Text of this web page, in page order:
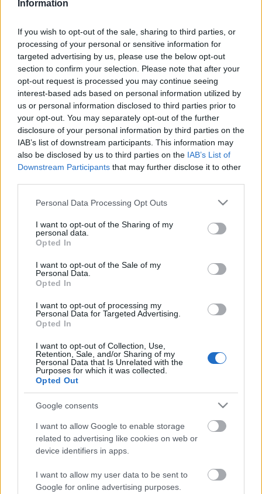
Information
If you wish to opt-out of the sale, sharing to third parties, or
processing of your personal or sensitive information for
targeted advertising by us, please use the below opt-out
section to confirm your selection. Please note that after your
opt-out request is processed you may continue seeing
interest-based ads based on personal information utilized by
us or personal information disclosed to third parties prior to
your opt-out. You may separately opt-out of the further
disclosure of your personal information by third parties on the
IAB’s list of downstream participants. This information may
also be disclosed by us to third parties on the IAB’s List of
Downstream Participants that may further disclose it to other
Please note that this website/app uses one or more Google
not limited to your visit or usage behaviour. You may click to
grant or deny consent to Google and its third-party tags to
use your data for below specified purposes in below Google
consent section.
Personal Data Processing Opt Outs
I want to opt-out of the Sharing of my
personal data.
Opted In
I want to opt-out of the Sale of my
Personal Data.
Opted In
I want to opt-out of processing my
Personal Data for Targeted Advertising.
Opted In
I want to opt-out of Collection, Use,
Retention, Sale, and/or Sharing of my
Personal Data that Is Unrelated with the
Purposes for which it was collected.
Opted Out
Google consents
I want to allow Google to enable storage
related to advertising like cookies on web or
device identifiers in apps.
I want to allow my user data to be sent to
Google for online advertising purposes.
LEGFRISSEBB
KEVESEBB FÉNYT!
Országos hírek oktatás továbbképzés
Kecskeméten is szakirányú
továbbképzésekkel erősít a Gál Ferenc
Egyetem
FELTÁRULNAK A BALATON TITKAI
Országos hírek szúnyogirtás
HÍRDETÉS
HÍRDETÉS
LEGOLVASOTTABB